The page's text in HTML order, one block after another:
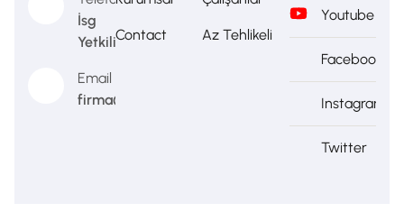
İsg
Yetkilisi
Email
firma@firma.com
Contact Az Tehlikeli
Youtube
Facebook
Instagram
Twitter